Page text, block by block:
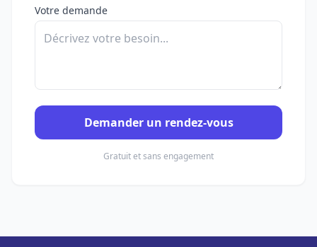
Votre demande
Demander un rendez-vous
Gratuit et sans engagement